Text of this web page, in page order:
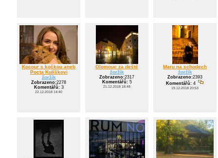
Kocour s kočkou aneb
Pocta Kulíškovi
žoržík
Zobrazeno:2278
Komentářů:3
22.12.2018 14:40
Olomouc za deště
žoržík
Zobrazeno:2317
Komentářů:5
21.12.2018 18:48
Maru na schodech
žoržík
Zobrazeno:2393
Komentářů: 4
19.12.2018 20:53